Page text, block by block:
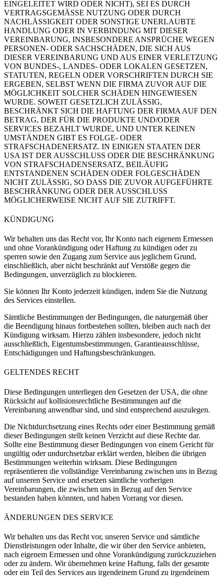
EINGELEITET WIRD ODER NICHT), SEI ES DURCH
VERTRAGSGEMÄSSE NUTZUNG ODER DURCH
NACHLÄSSIGKEIT ODER SONSTIGE UNERLAUBTE
HANDLUNG ODER IN VERBINDUNG MIT DIESER
VEREINBARUNG, INSBESONDERE ANSPRÜCHE WEGEN
PERSONEN- ODER SACHSCHÄDEN, DIE SICH AUS
DIESER VEREINBARUNG UND AUS EINER VERLETZUNG
VON BUNDES-, LANDES- ODER LOKALEN GESETZEN,
STATUTEN, REGELN ODER VORSCHRIFTEN DURCH SIE
ERGEBEN, SELBST WENN DIE FIRMA ZUVOR AUF DIE
MÖGLICHKEIT SOLCHER SCHÄDEN HINGEWIESEN
WURDE. SOWEIT GESETZLICH ZULÄSSIG,
BESCHRÄNKT SICH DIE HAFTUNG DER FIRMA AUF DEN
BETRAG, DER FÜR DIE PRODUKTE UND/ODER
SERVICES BEZAHLT WURDE, UND UNTER KEINEN
UMSTÄNDEN GIBT ES FOLGE- ODER
STRAFSCHADENERSATZ. IN EINIGEN STAATEN DER
USA IST DER AUSSCHLUSS ODER DIE BESCHRÄNKUNG
VON STRAFSCHADENSERSATZ, BEILÄUFIG
ENTSTANDENEN SCHÄDEN ODER FOLGESCHÄDEN
NICHT ZULÄSSIG, SO DASS DIE ZUVOR AUFGEFÜHRTE
BESCHRÄNKUNG ODER DER AUSSCHLUSS
MÖGLICHERWEISE NICHT AUF SIE ZUTRIFFT.
KÜNDIGUNG
Wir behalten uns das Recht vor, Ihr Konto nach eigenem Ermessen
und ohne Vorankündigung oder Haftung zu kündigen oder zu
sperren sowie den Zugang zum Service aus jeglichem Grund,
einschließlich, aber nicht beschränkt auf Verstöße gegen die
Bedingungen, unverzüglich zu blockieren.
Sie können Ihr Konto jederzeit kündigen, indem Sie die Nutzung
des Services einstellen.
Sämtliche Bestimmungen der Bedingungen, die naturgemäß über
die Beendigung hinaus fortbestehen sollten, bleiben auch nach der
Kündigung wirksam. Hierzu zählen insbesondere, jedoch nicht
ausschließlich, Eigentumsbestimmungen, Garantieausschlüsse,
Entschädigungen und Haftungsbeschränkungen.
GELTENDES RECHT
Diese Bedingungen unterliegen den Gesetzen der USA, die ohne
Rücksicht auf kollisionsrechtliche Bestimmungen auf die
Vereinbarung anwendbar sind, und sind entsprechend auszulegen.
Die Nichtdurchsetzung eines Rechts oder einer Bestimmung gemäß
dieser Bedingungen stellt keinen Verzicht auf diese Rechte dar.
Sollte eine Bestimmung dieser Bedingungen von einem Gericht für
ungültig oder undurchsetzbar erklärt werden, bleiben die übrigen
Bestimmungen weiterhin wirksam. Diese Bedingungen
repräsentieren die vollständige Vereinbarung zwischen uns in Bezug
auf unseren Service und ersetzen sämtliche vorherigen
Vereinbarungen, die zwischen uns in Bezug auf den Service
bestanden haben könnten, und haben Vorrang vor diesen.
ÄNDERUNGEN DES SERVICE
Wir behalten uns das Recht vor, unseren Service und sämtliche
Dienstleistungen oder Inhalte, die wir über den Service anbieten,
nach eigenem Ermessen und ohne Vorankündigung zurückzuziehen
oder zu ändern. Wir übernehmen keine Haftung, falls der gesamte
oder ein Teil des Services aus irgendeinem Grund zu irgendeinem